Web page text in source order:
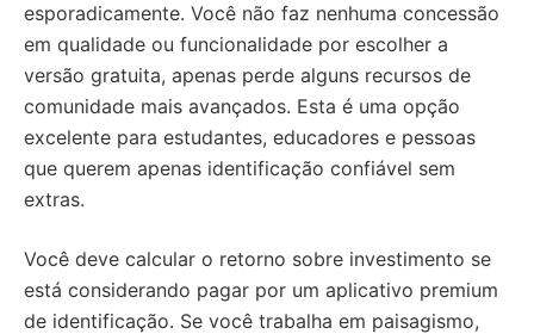
esporadicamente. Você não faz nenhuma concessão
em qualidade ou funcionalidade por escolher a
versão gratuita, apenas perde alguns recursos de
comunidade mais avançados. Esta é uma opção
excelente para estudantes, educadores e pessoas
que querem apenas identificação confiável sem
extras.
Você deve calcular o retorno sobre investimento se
está considerando pagar por um aplicativo premium
de identificação. Se você trabalha em paisagismo,